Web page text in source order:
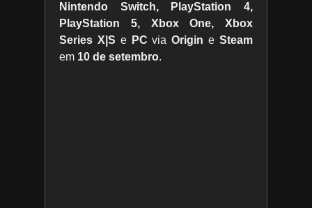
Nintendo Switch, PlayStation 4,
PlayStation 5, Xbox One, Xbox
Series X|S e PC viaOrigin eSteam
em 10 de setembro.